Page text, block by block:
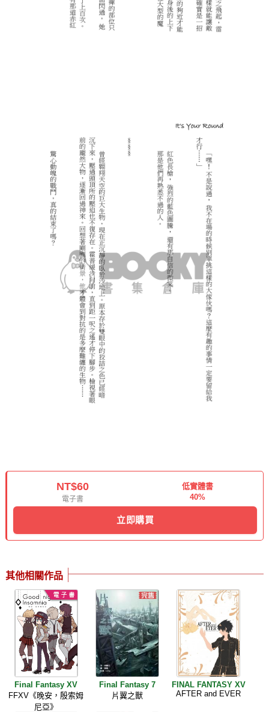
NT$60
電子書
低實體書
40%
立即購買
其他相關作品
Final Fantasy XV
FFXV《晚安，殷索姆
尼亞》
Final Fantasy 7
片翼之獸
FINAL FANTASY XV
AFTER and EVER